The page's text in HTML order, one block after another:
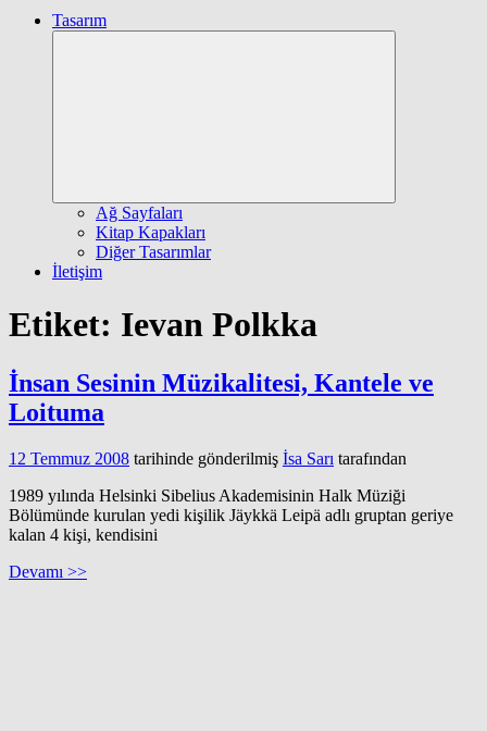
Tasarım
Ağ Sayfaları
Kitap Kapakları
Diğer Tasarımlar
İletişim
Etiket: Ievan Polkka
İnsan Sesinin Müzikalitesi, Kantele ve
Loituma
12 Temmuz 2008 tarihinde gönderilmiş İsa Sarı tarafından
1989 yılında Helsinki Sibelius Akademisinin Halk Müziği
Bölümünde kurulan yedi kişilik Jäykkä Leipä adlı gruptan geriye
kalan 4 kişi, kendisini
Devamı >>